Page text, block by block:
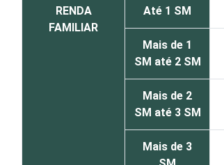
RENDA
FAMILIAR
Até 1 SM
Mais de 1
SM até 2 SM
Mais de 2
SM até 3 SM
Mais de 3